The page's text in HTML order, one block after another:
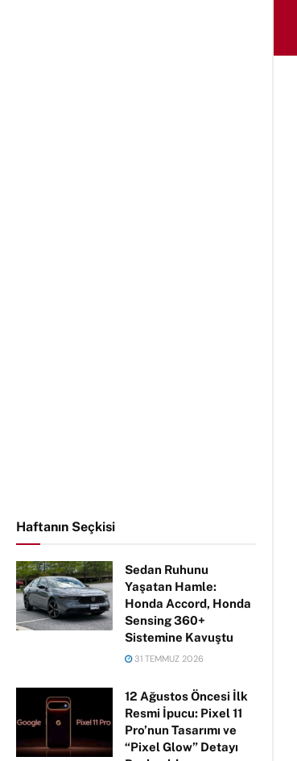
Haftanın Seçkisi
Sedan Ruhunu
Yaşatan Hamle:
Honda Accord, Honda
Sensing 360+
Sistemine Kavuştu
31 TEMMUZ 2026
12 Ağustos Öncesi İlk
Resmi İpucu: Pixel 11
Pro’nun Tasarımı ve
“Pixel Glow” Detayı